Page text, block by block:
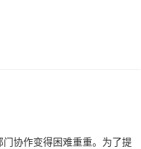
协作变得困难重重。为了提